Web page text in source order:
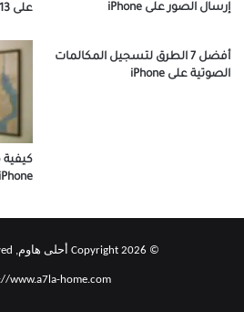
إرسال الصور على iPhone
على iOS 13 و iPadOS
أفضل 7 الطرق لتسجيل المكالمات
الصوتية على iPhone
iPhone
© Copyright 2026 أحلى هاوم, All Rights Reserved
www.a7la-home.com/